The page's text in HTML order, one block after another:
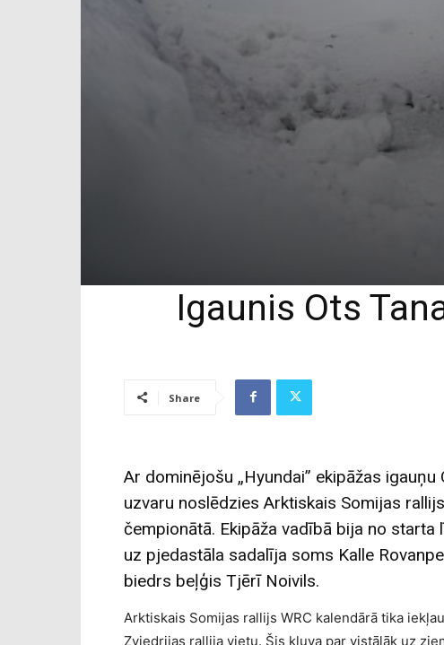
Igaunis Ots
Share
Ar dominējošu „Hyundai” ekipāžas
uzvaru noslēdzies Arktiskais Somijas
čempionātā. Ekipāža vadībā bija no
uz pjedastāla sadalīja soms Kalle
biedrs beļģis Tjērī Noivils.
Arktiskais Somijas rallijs WRC kalendārā tika
Zviedrijas rallija vietu. Šis kļuva par vistālāk uz